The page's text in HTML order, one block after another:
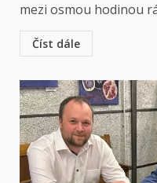
mezi osmou hodinou
Číst dále